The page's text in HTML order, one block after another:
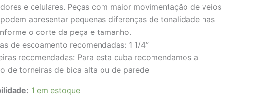
e celulares. Peças com maior movimentação de veios
apresentar pequenas diferenças de tonalidade nas
o corte da peça e tamanho.
de escoamento recomendadas: 1 1/4”
recomendadas: Para esta cuba recomendamos a
de torneiras de bica alta ou de parede
1 em estoque